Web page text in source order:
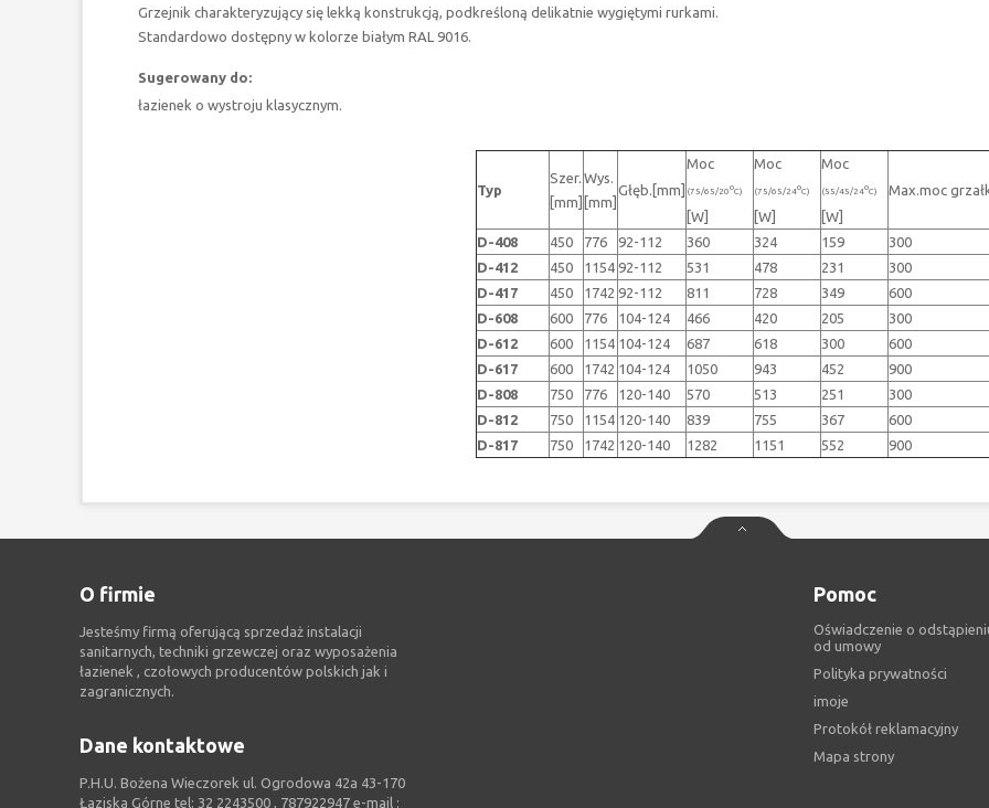
Grzejnik charakteryzujący się lekką konstrukcją, podkreśloną delikatnie wygiętymi rurkami.
Standardowo dostępny w kolorze białym RAL 9016.
Sugerowany do:
łazienek o wystroju klasycznym.
Typ
Szer.
[mm]
Wys.
[mm]
Głęb.[mm]
Moc
(75/65/20oC)
[W]
Moc
(75/65/24oC)
[W]
Moc
(55/45/24oC)
[W]
Max.moc
D-408 450 776 92-112 360 324 159
300
D-412
450 1154 92-112 531 478 231
300
D-417
450 1742 92-112 811 728 349
600
D-608
600 776 104-124 466 420 205
300
D-612
600 1154 104-124 687 618 300
600
D-617
600 1742 104-124 1050 943 452
900
D-808
750 776 120-140 570 513 251
300
D-812
750 1154 120-140 839 755 367
600
D-817
750 1742 120-140 1282 1151 552 900
Pomoc
Oświadczenie o
od umowy
Polityka prywatności
imoje
Protokół reklamacyjny
Mapa strony
O firmie
Jesteśmy firmą oferującą sprzedaż instalacji
sanitarnych, techniki grzewczej oraz wyposażenia
łazienek , czołowych producentów polskich jak i
zagranicznych.
Dane kontaktowe
P.H.U. Bożena Wieczorek ul. Ogrodowa 42a 43-170
Łaziska Górne tel: 32 2243500 , 787922947 e-mail :